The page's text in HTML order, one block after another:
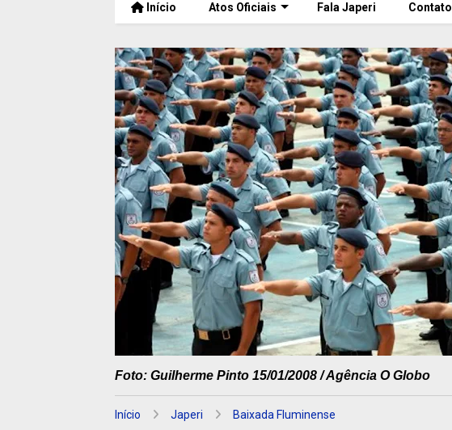
Início Atos Oficiais Fala Japeri Contato
Foto: Guilherme Pinto 15/01/2008 / Agência O Globo
Início Japeri Baixada Fluminense